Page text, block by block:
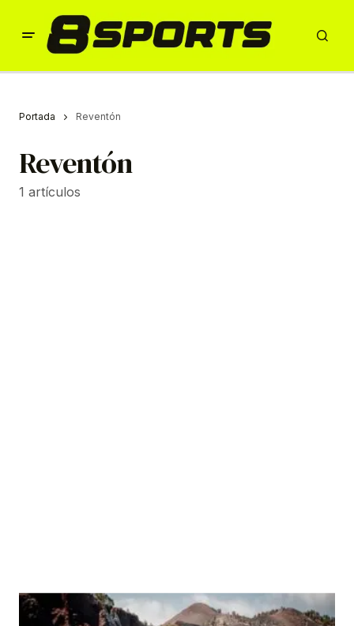
Portada Reventón
Reventón
1 artículos